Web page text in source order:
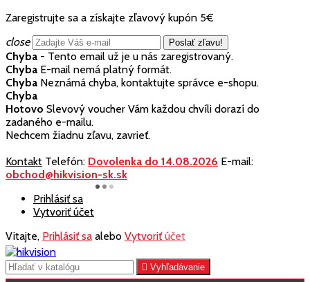
Zaregistrujte sa a získajte zľavový kupón 5€
close
Chyba - Tento email už je u nás zaregistrovaný.
Chyba E-mail nemá platný formát.
Chyba Neznámá chyba, kontaktujte správce e-shopu.
Chyba
Hotovo Slevový voucher Vám každou chvíli dorazí do
zadaného e-mailu.
Nechcem žiadnu zľavu, zavrieť.
Kontakt Telefón: Dovolenka do 14.08.2026 E-mail:
obchod@hikvision-sk.sk
Prihlásiť sa
Vytvoriť účet
Vitajte, Prihlásiť sa alebo Vytvoriť účet
 Vyhľadávanie